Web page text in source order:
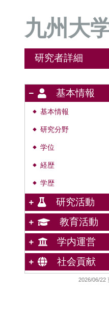
九州大
研究者詳細
基本情報
◆ 基本情報
◆ 研究分野
◆ 学位
◆ 経歴
◆ 学歴
研究活動
教育活動
学内運営
社会貢献
2026/06/22